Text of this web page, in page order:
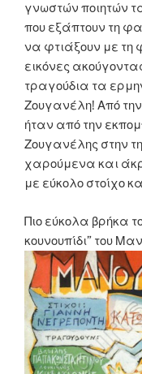
γνωστών ποιητών
που εξάπτουν τη
να φτιάξουν με τη
εικόνες
τραγούδια τα
Ζουγανέλη! Από
ήταν από την
Ζουγανέλης στην
χαρούμενα και
με εύκολο στοίχο
Πιο εύκολα βρήκα
κουνουπίδι” του